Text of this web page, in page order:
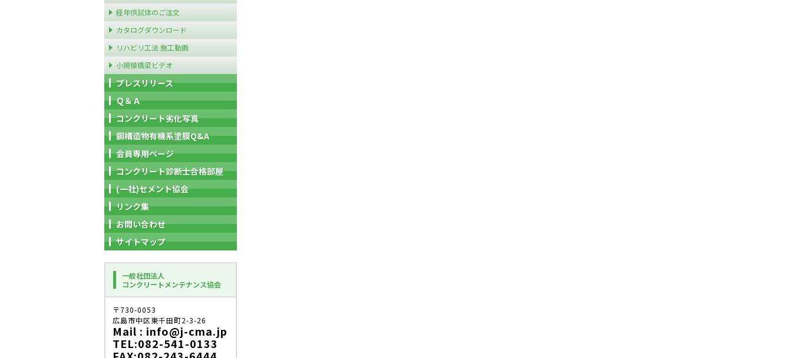
経年供試体のご注文
カタログダウンロード
リハビリ工法 施工動画
小規模橋梁ビデオ
プレスリリース
Ｑ＆Ａ
コンクリート劣化写真
鋼構造物有機系塗膜Q&A
会員専用ページ
コンクリート診断士合格部屋
(一社)セメント協会
リンク集
お問い合わせ
サイトマップ
一般社団法人
コンクリートメンテナンス協会
〒730-0053
広島市中区東千田町2-3-26
Mail : info@j-cma.jp
TEL:082-541-0133